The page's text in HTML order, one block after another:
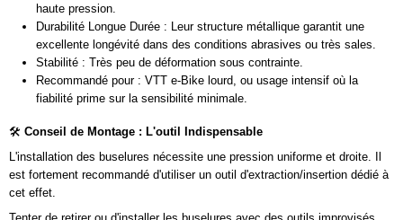
haute pression.
Durabilité Longue Durée : Leur structure métallique garantit une
excellente longévité dans des conditions abrasives ou très sales.
Stabilité : Très peu de déformation sous contrainte.
Recommandé pour : VTT e-Bike lourd, ou usage intensif où la
fiabilité prime sur la sensibilité minimale.
🛠️ Conseil de Montage : L'outil Indispensable
L'installation des buselures nécessite une pression uniforme et droite. Il
est fortement recommandé d'utiliser un outil d'extraction/insertion dédié à
cet effet.